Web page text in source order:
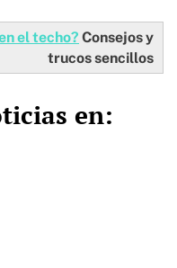
el techo? Consejos y
trucos sencillos
en: